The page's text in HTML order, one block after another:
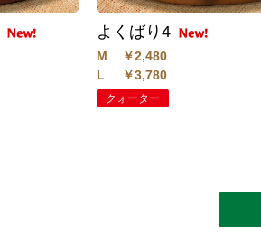
よくばり4
M
￥2,480
L
￥3,780
クォーター